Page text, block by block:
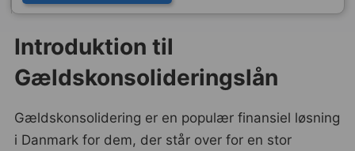
Introduktion til
Gældskonsolideringslån
Gældskonsolidering er en populær finansiel løsning
i Danmark for dem, der står over for en stor